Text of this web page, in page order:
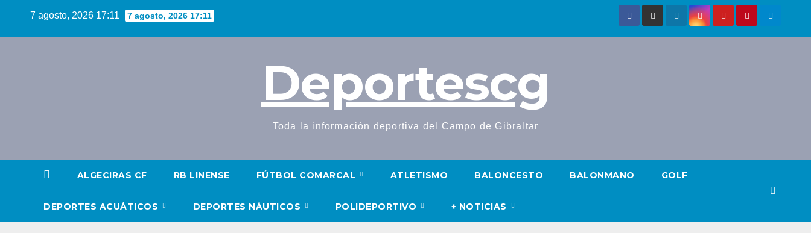
7 agosto, 2026 17:11 7 agosto, 2026 17:11
Deportescg
Toda la información deportiva del Campo de Gibraltar
ALGECIRAS CF RB LINENSE FÚTBOL COMARCAL ATLETISMO BALONCESTO BALONMANO GOLF
DEPORTES ACUÁTICOS DEPORTES NÁUTICOS POLIDEPORTIVO + NOTICIAS